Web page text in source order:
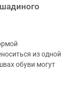
из одной
обуви могут